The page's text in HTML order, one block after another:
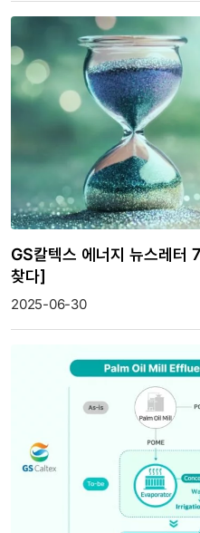
GS칼텍스 에너지 뉴스레터
찾다]
2025-06-30